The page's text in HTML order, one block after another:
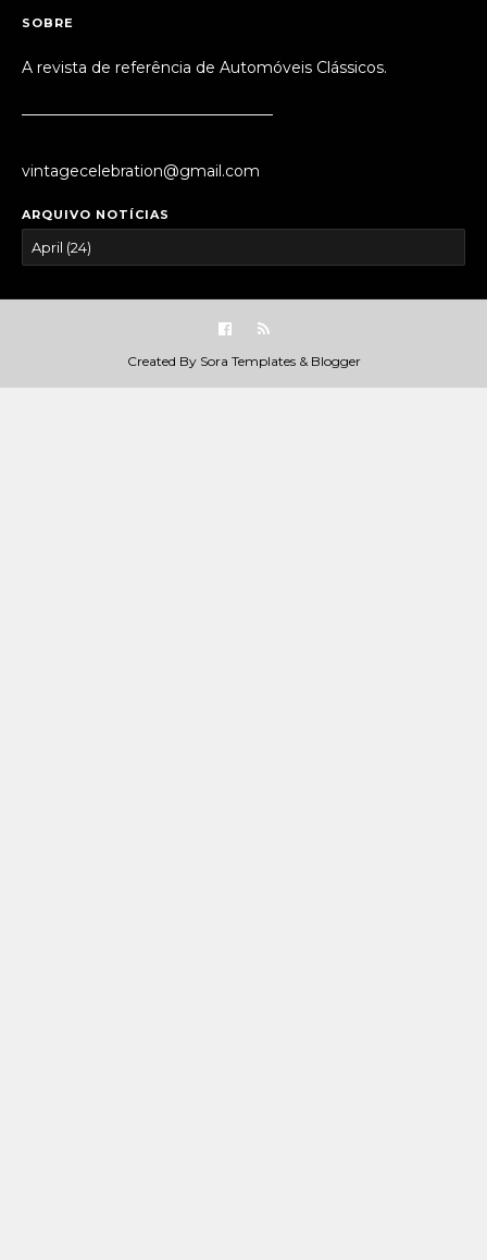
SOBRE
A revista de referência de Automóveis Clássicos.
vintagecelebration@gmail.com
ARQUIVO NOTÍCIAS
Created By Sora Templates& Blogger